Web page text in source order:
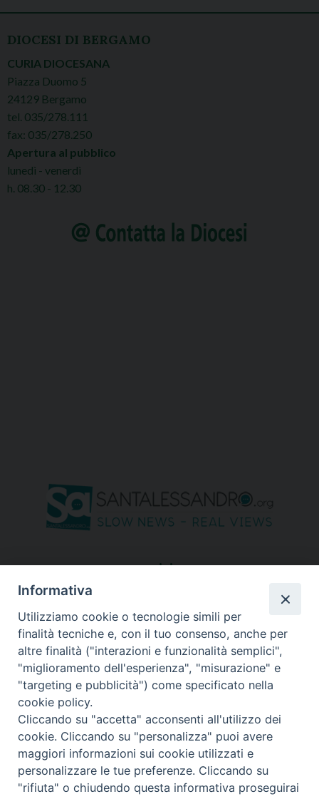
DIOCESI DI BERGAMO
CURIA DIOCESANA
Piazza Duomo 5
24129 Bergamo
tel. 035/278.111
fax: 035/278.250
Apertura al pubblico
lunedì - venerdì
h. 08.30 - 12.30
seguici su
Informativa
Utilizziamo cookie o tecnologie simili per
finalità tecniche e, con il tuo consenso, anche per
altre finalità ("interazioni e funzionalità semplici",
"miglioramento dell'esperienza", "misurazione" e
"targeting e pubblicità") come specificato nella
cookie policy.
Cliccando su "accetta" acconsenti all'utilizzo dei
cookie. Cliccando su "personalizza" puoi avere
maggiori informazioni sui cookie utilizzati e
personalizzare le tue preferenze. Cliccando su
"rifiuta" o chiudendo questa informativa proseguirai